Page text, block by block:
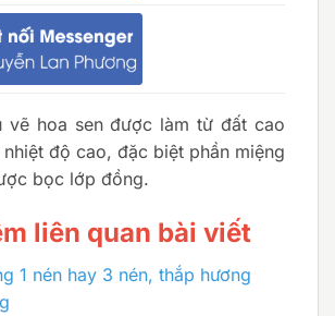
vẽ hoa sen được làm từ đất cao
độ cao, đặc biệt phần miệng
bọc lớp đồng.
liên quan bài viết
1 nén hay 3 nén, thắp hương